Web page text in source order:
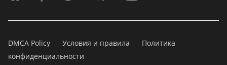
DMCA Policy Условия и правила
Политика
конфиденциальности